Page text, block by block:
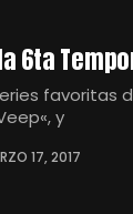
6ta
favoritas
y
17, 2017